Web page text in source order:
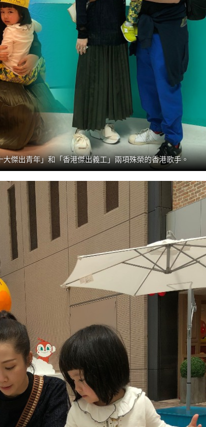
傑出青年」和「香港傑出義工」兩項殊榮的香港歌手。